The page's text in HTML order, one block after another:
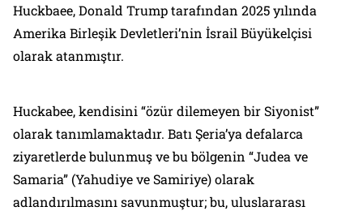
Huckbaee, Donald Trump tarafından 2025 yılında
Amerika Birleşik Devletleri’nin İsrail Büyükelçisi
olarak atanmıştır.
Huckabee, kendisini “özür dilemeyen bir Siyonist”
olarak tanımlamaktadır. Batı Şeria’ya defalarca
ziyaretlerde bulunmuş ve bu bölgenin “Judea ve
Samaria” (Yahudiye ve Samiriye) olarak
adlandırılmasını savunmuştur; bu, uluslararası